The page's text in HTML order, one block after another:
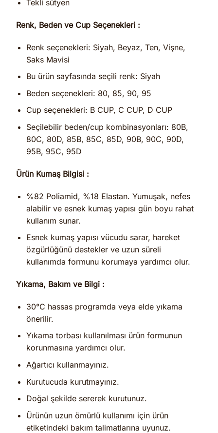
Tekli sütyen
Renk, Beden ve Cup Seçenekleri :
Renk seçenekleri: Siyah, Beyaz, Ten, Vişne,
Saks Mavisi
Bu ürün sayfasında seçili renk: Siyah
Beden seçenekleri: 80, 85, 90, 95
Cup seçenekleri: B CUP, C CUP, D CUP
Seçilebilir beden/cup kombinasyonları: 80B,
80C, 80D, 85B, 85C, 85D, 90B, 90C, 90D,
95B, 95C, 95D
Ürün Kumaş Bilgisi :
%82 Poliamid, %18 Elastan. Yumuşak, nefes
alabilir ve esnek kumaş yapısı gün boyu rahat
kullanım sunar.
Esnek kumaş yapısı vücudu sarar, hareket
özgürlüğünü destekler ve uzun süreli
kullanımda formunu korumaya yardımcı olur.
Yıkama, Bakım ve Bilgi :
30°C hassas programda veya elde yıkama
önerilir.
Yıkama torbası kullanılması ürün formunun
korunmasına yardımcı olur.
Ağartıcı kullanmayınız.
Kurutucuda kurutmayınız.
Doğal şekilde sererek kurutunuz.
Ürünün uzun ömürlü kullanımı için ürün
etiketindeki bakım talimatlarına uyunuz.